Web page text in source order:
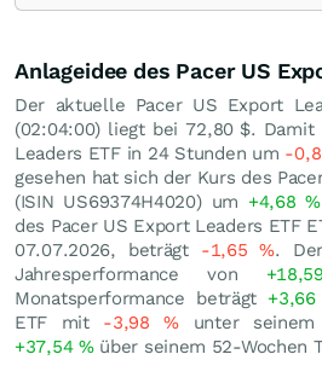
Anlageidee des Pacer US
Der aktuelle Pacer US Export
(02:04:00) liegt bei 72,80 $. Damit
Leaders ETF in 24 Stunden um -
gesehen hat sich der Kurs des
(ISIN US69374H4020) um +4,68%
des Pacer US Export Leaders ETF
07.07.2026, beträgt -1,65%.
Jahresperformance von
Monatsperformance beträgt +3,66
ETF mit -3,98% unter seinem
+37,54 %über seinem 52-Wochen